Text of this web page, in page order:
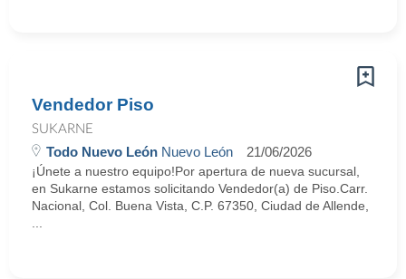
Vendedor Piso
SUKARNE
Todo Nuevo León Nuevo León 21/06/2026
¡Únete a nuestro equipo!Por apertura de nueva sucursal,
en Sukarne estamos solicitando Vendedor(a) de Piso.Carr.
Nacional, Col. Buena Vista, C.P. 67350, Ciudad de Allende,